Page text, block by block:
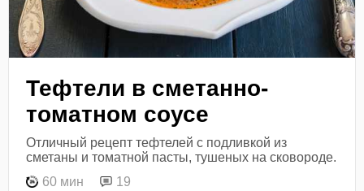
Тефтели в сметанно-
томатном соусе
Отличный рецепт тефтелей с подливкой из
сметаны и томатной пасты, тушеных на сковороде.
60 мин
19